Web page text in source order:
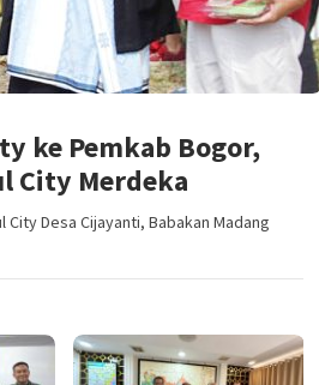
ke Pemkab Bogor,
City Merdeka
Desa Cijayanti, Babakan Madang